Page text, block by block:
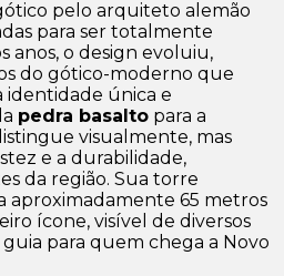
pelo arquiteto alemão
para ser totalmente
anos, o design evoluiu,
do gótico-moderno que
identidade única e
pedra basalto para a
visualmente, mas
e a durabilidade,
da região. Sua torre
aproximadamente 65 metros
ícone, visível de diversos
para quem chega a Novo